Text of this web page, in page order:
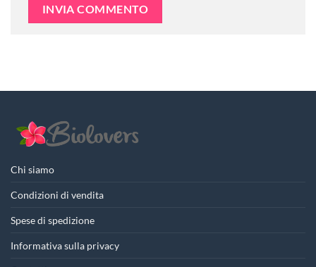
Chi siamo
Condizioni di vendita
Spese di spedizione
Informativa sulla privacy